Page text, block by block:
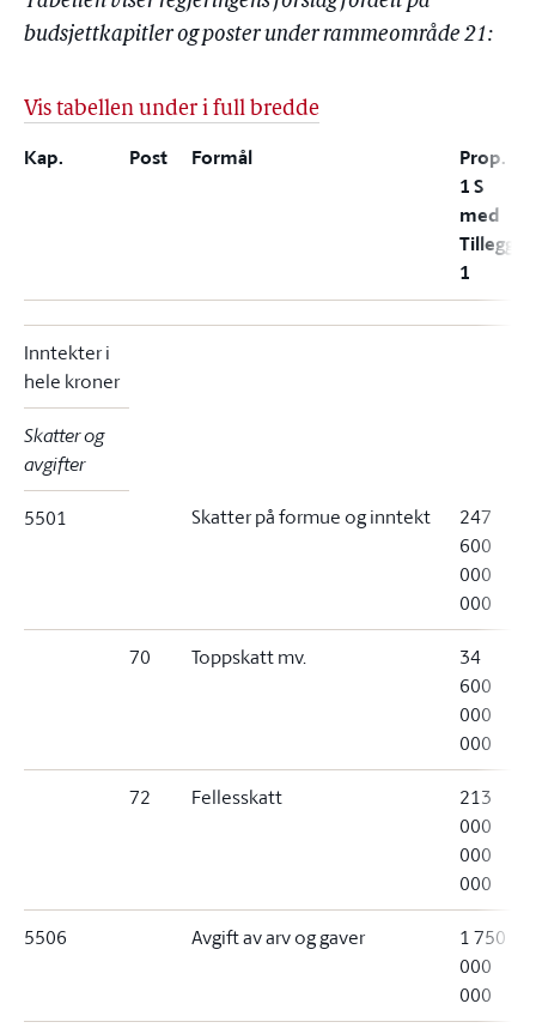
budsjettkapitler og poster under rammeområde 21:
Vis tabellen under i full bredde
Kap. Post Formål
Prop.
1 S
med
Tillegg
1
Inntekter i
hele kroner
Skatter og
avgifter
5501 Skatter på formue og inntekt
247
600
000
000
70 Toppskatt mv.
34
600
000
000
72 Fellesskatt
213
000
000
000
5506 Avgift av arv og gaver
1 750
000
000